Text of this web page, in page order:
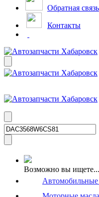
Обратная связь
Контакты
Возможно вы ищете...